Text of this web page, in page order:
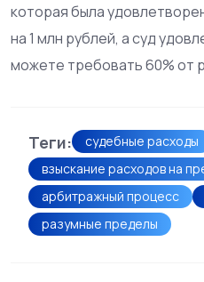
которая была
на 1 млн рублей, а суд
можете требовать 60% от
Теги:
судебные расходы
взыскание расходов на
арбитражный процесс
разумные пределы